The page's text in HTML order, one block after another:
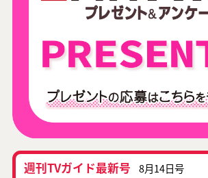
週刊TVガイド最新号 8月14日号